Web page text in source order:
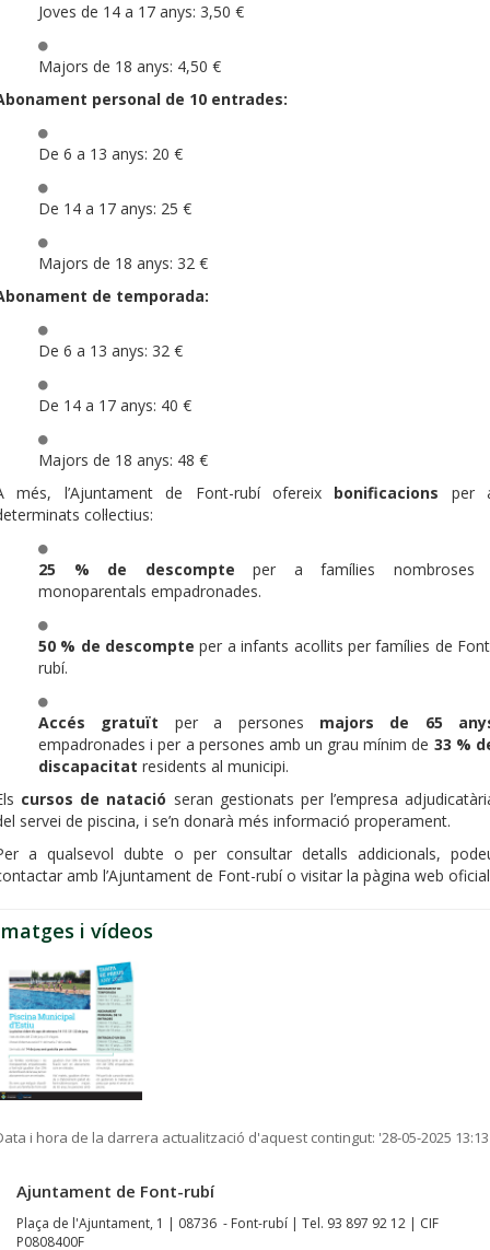
Joves de 14 a 17 anys: 3,50 €
Majors de 18 anys: 4,50 €
personal de 10 entrades:
De 6 a 13 anys: 20 €
De 14 a 17 anys: 25 €
Majors de 18 anys: 32 €
de temporada:
De 6 a 13 anys: 32 €
De 14 a 17 anys: 40 €
Majors de 18 anys: 48 €
més, l’Ajuntament de Font-rubí ofereix bonificacions per
col·lectius:
25 % de descompte per a famílies nombroses
monoparentals empadronades.
50 % de descompte per a infants acollits per famílies de
rubí.
Accés gratuït per a persones majors de 65
empadronades i per a persones amb un grau mínim de 33 %
discapacitat residents al municipi.
cursos de natació seran gestionats per l’empresa
servei de piscina, i se’n donarà més informació properament.
a qualsevol dubte o per consultar detalls addicionals,
amb l’Ajuntament de Font-rubí o visitar la pàgina web
i vídeos
i hora de la darrera actualització d'aquest contingut: '28-05-2025 13:13
Ajuntament de Font-rubí
Plaça de l'Ajuntament, 1 | 08736 - Font-rubí | Tel. 93 897 92 12 | CIF
P0808400F